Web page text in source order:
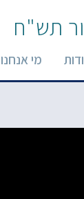
תש"ח
מי אנחנו